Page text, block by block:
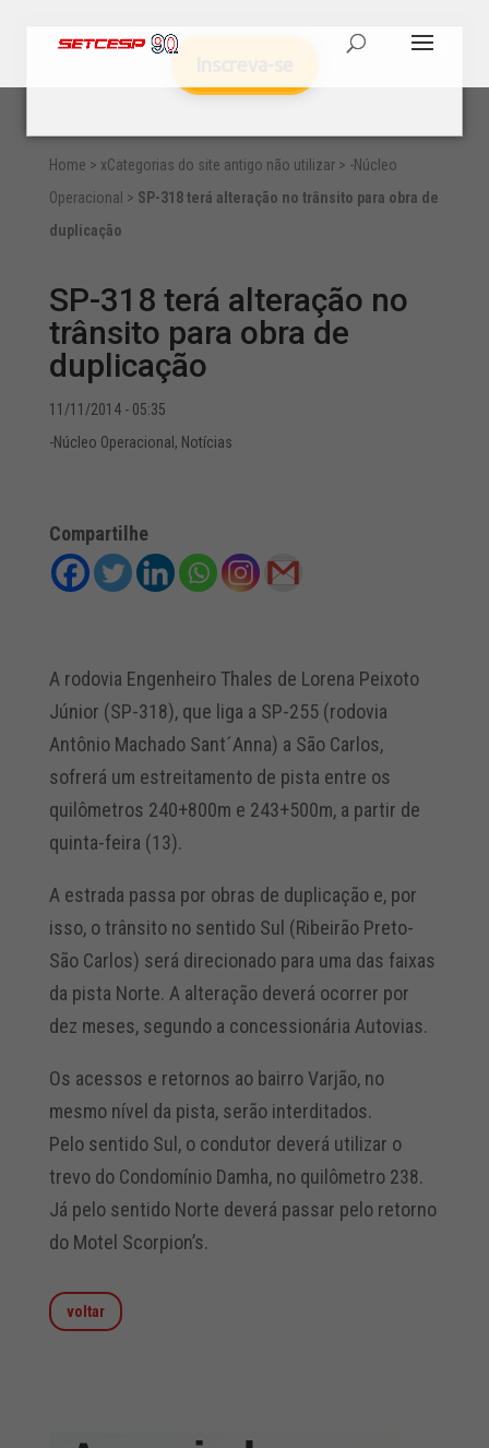
Home > xCategorias do site antigo não utilizar> -Núcleo
Operacional > SP-318 terá alteração no trânsito para obra de
duplicação
SP-318 terá alteração no
trânsito para obra de
duplicação
11/11/2014 - 05:35
-Núcleo Operacional , Notícias
Compartilhe
A rodovia Engenheiro Thales de Lorena Peixoto
Júnior (SP-318), que liga a SP-255 (rodovia
Antônio Machado Sant´Anna) a São Carlos,
sofrerá um estreitamento de pista entre os
quilômetros 240+800m e 243+500m, a partir de
quinta-feira (13).
A estrada passa por obras de duplicação e, por
isso, o trânsito no sentido Sul (Ribeirão Preto-
São Carlos) será direcionado para uma das faixas
da pista Norte. A alteração deverá ocorrer por
dez meses, segundo a concessionária Autovias.
Os acessos e retornos ao bairro Varjão, no
mesmo nível da pista, serão interditados.
Pelo sentido Sul, o condutor deverá utilizar o
trevo do Condomínio Damha, no quilômetro 238.
Já pelo sentido Norte deverá passar pelo retorno
do Motel Scorpion’s.
voltar